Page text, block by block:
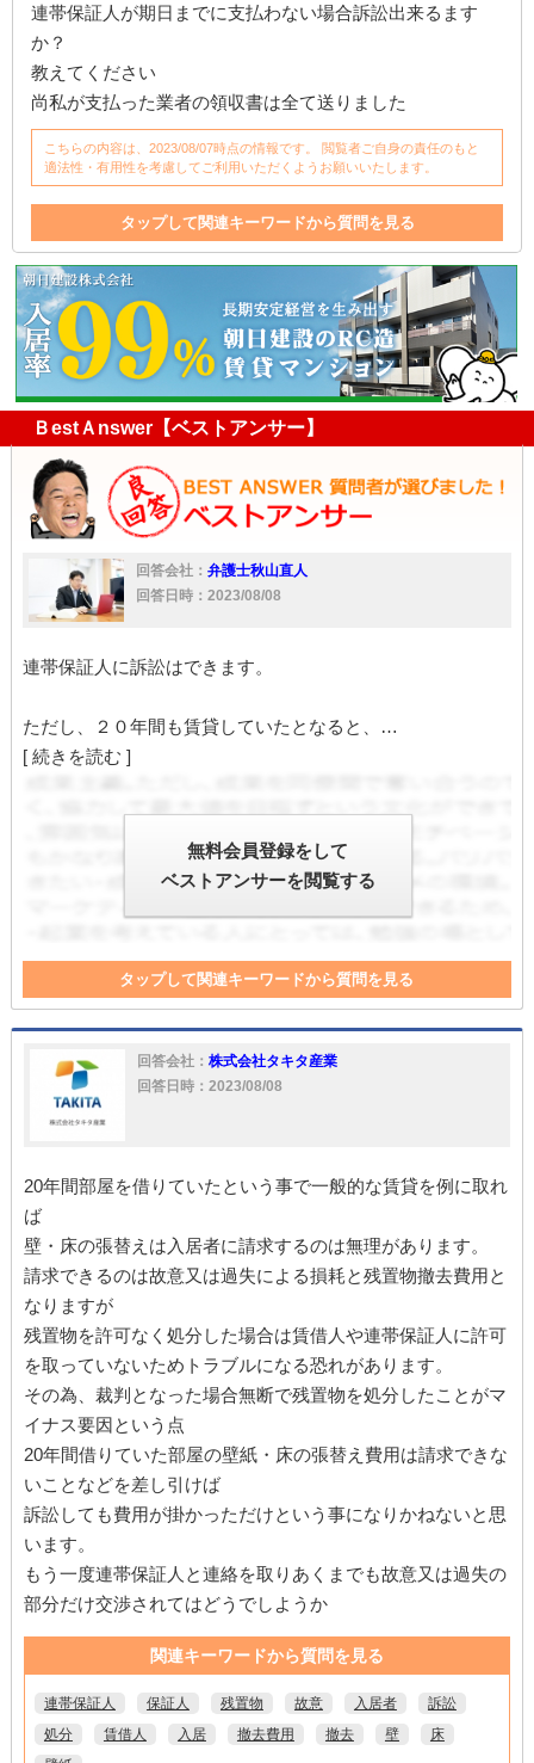
連帯保証人が期日までに支払わない場合訴訟出来るます
か？
教えてください
尚私が支払った業者の領収書は全て送りました
こちらの内容は、2023/08/07時点の情報です。 閲覧者ご自身の責任のもと
適法性・有用性を考慮してご利用いただくようお願いいたします。
タップして関連キーワードから質問を見る
家賃滞納 修理 滞納 連帯保証人 退去
損害
保証人
クリーニング 家主
処分
権利
家 家賃 損害賠償 壁 保証金
領収書
倒産
床 仲介業者 掃除 親
ＢestＡnswer【ベストアンサー】
回答会社： 弁護士秋山直人
回答日時：2023/08/08
連帯保証人に訴訟はできます。
ただし、２０年間も賃貸していたとなると、…
[ 続きを読む ]
無料会員登録をして
ベストアンサーを閲覧する
タップして関連キーワードから質問を見る
設備 連帯保証人 保証人 残置物 訴訟 処分
違反
回答会社： 株式会社タキタ産業
回答日時：2023/08/08
20年間部屋を借りていたという事で一般的な賃貸を例に取れ
ば
壁・床の張替えは入居者に請求するのは無理があります。
請求できるのは故意又は過失による損耗と残置物撤去費用と
なりますが
残置物を許可なく処分した場合は賃借人や連帯保証人に許可
を取っていないためトラブルになる恐れがあります。
その為、裁判となった場合無断で残置物を処分したことがマ
イナス要因という点
20年間借りていた部屋の壁紙・床の張替え費用は請求できな
いことなどを差し引けば
訴訟しても費用が掛かっただけという事になりかねないと思
います。
もう一度連帯保証人と連絡を取りあくまでも故意又は過失の
部分だけ交渉されてはどうでしようか
関連キーワードから質問を見る
連帯保証人 保証人 残置物 故意 入居者
訴訟
処分
賃借人 入居 撤去費用 撤去 壁
床